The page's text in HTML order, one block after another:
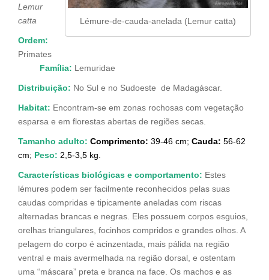
Lémure-de-cauda-anelada (Lemur catta)
Lemur
catta
Ordem:
Primates
Família: Lemuridae
Distribuição: No Sul e no Sudoeste de Madagáscar.
Habitat: Encontram-se em zonas rochosas com vegetação
esparsa e em florestas abertas de regiões secas.
Tamanho adulto: Comprimento: 39-46 cm; Cauda: 56-62
cm; Peso: 2,5-3,5 kg.
Características biológicas e comportamento: Estes
lémures podem ser facilmente reconhecidos pelas suas
caudas compridas e tipicamente aneladas com riscas
alternadas brancas e negras. Eles possuem corpos esguios,
orelhas triangulares, focinhos compridos e grandes olhos. A
pelagem do corpo é acinzentada, mais pálida na região
ventral e mais avermelhada na região dorsal, e ostentam
uma “máscara” preta e branca na face. Os machos e as